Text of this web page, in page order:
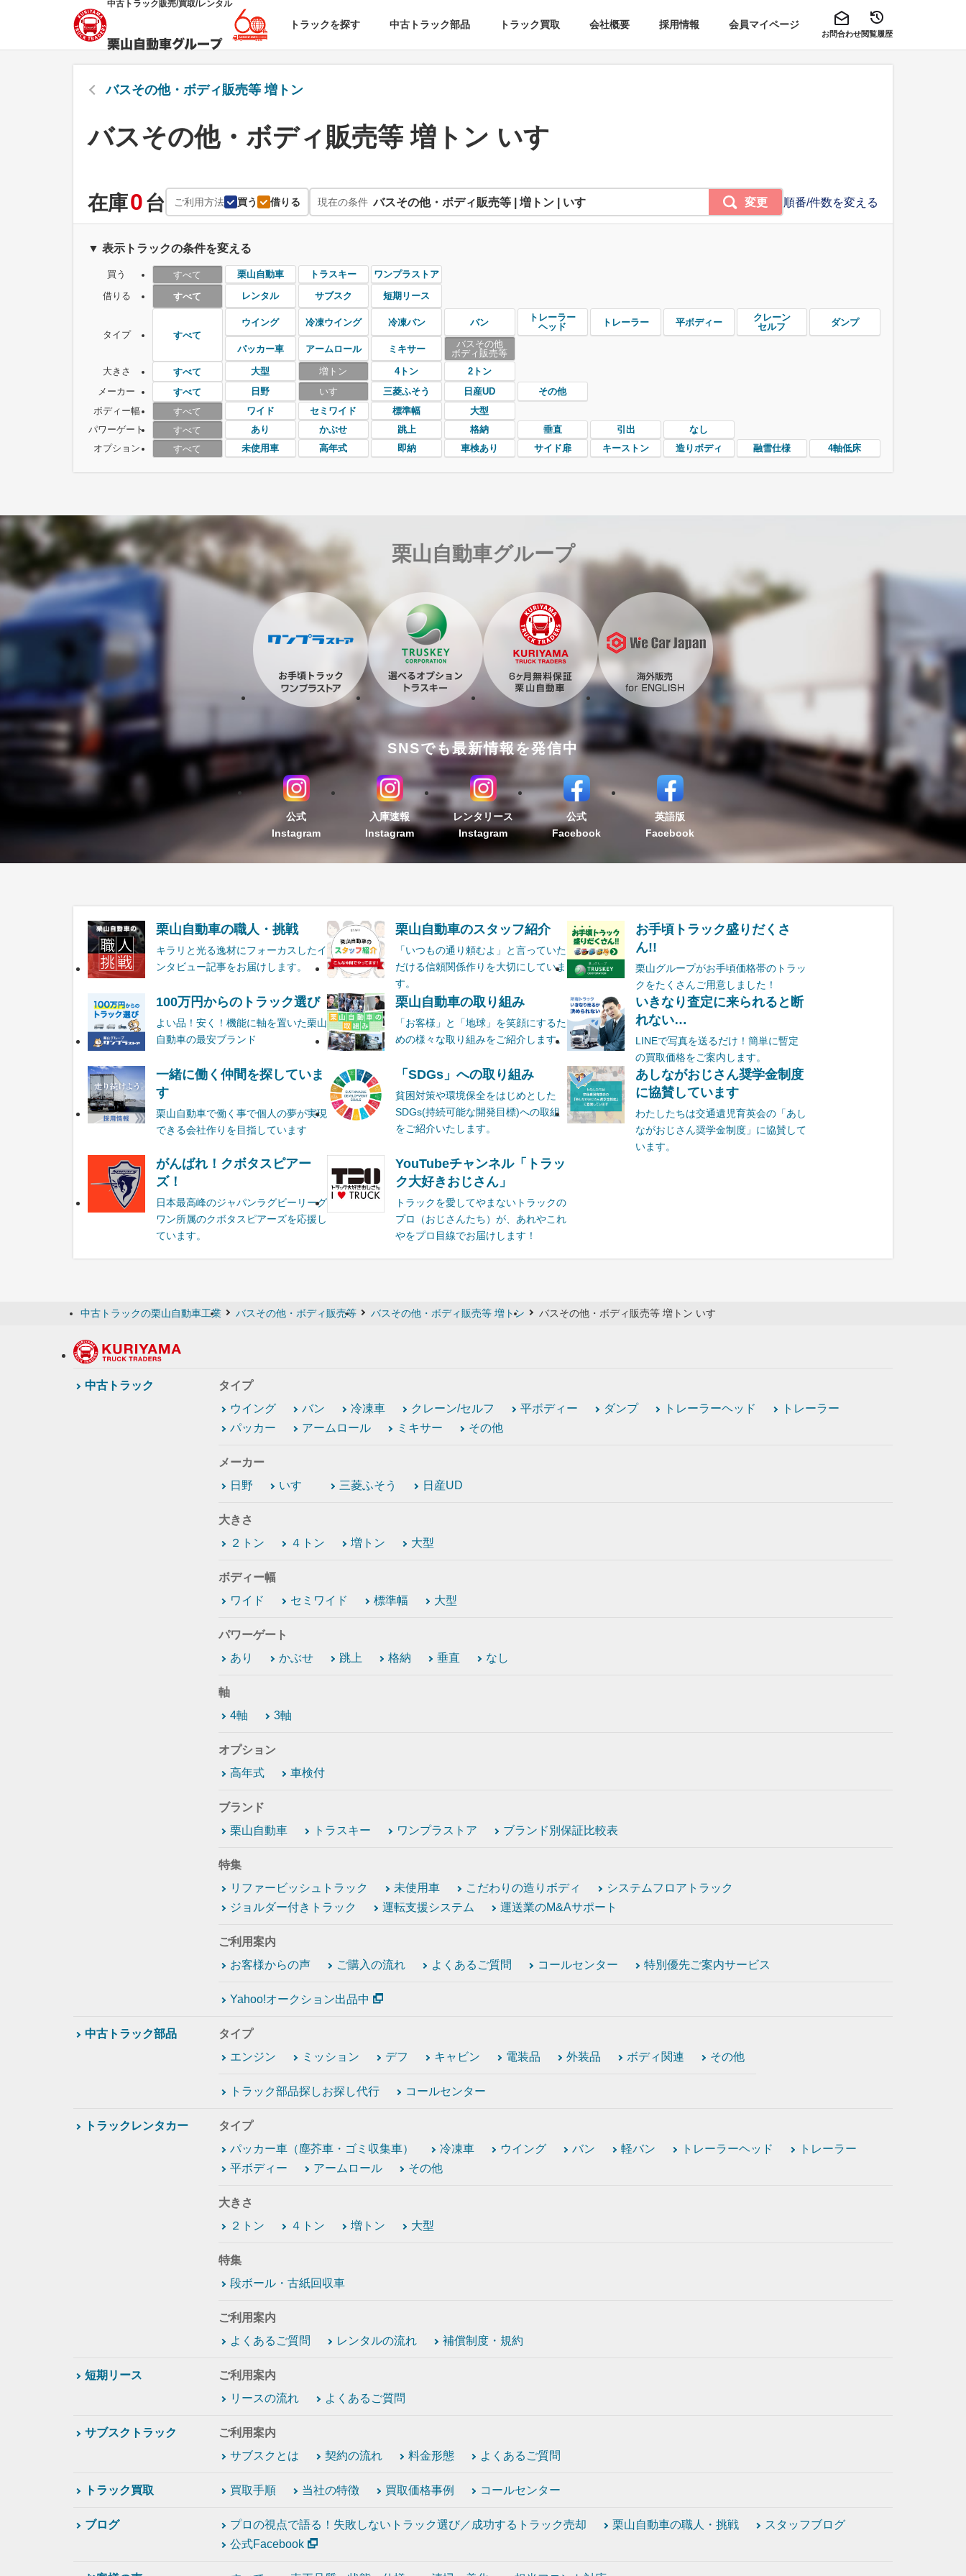
中古トラック販売/買取/レンタル
トラックを探す 中古トラック部品 トラック買取 会社概要 採用情報 会員マイページ
お問合わせ閲覧履歴
バスその他・ボディ販売等 増トン
バスその他・ボディ販売等 増トン いすゞ
在庫0台 順番/件数を変える
ご利用方法 買う 借りる 現在の条件 バスその他・ボディ販売等 | 増トン | いすゞ 変更
▼ 表示トラックの条件を変える
買う すべて 栗山自動車 トラスキー
ワンプラストア
借りる
すべて レンタル サブスク 短期リース
タイプ すべて
ウイング 冷凍ウイング 冷凍バン バン
トレーラー
ヘッド
トレーラー 平ボディー
クレーン
セルフ
ダンプ
パッカー車 アームロール ミキサー
バスその他
ボディ販売等
大きさ
すべて 大型 増トン 4トン
2トン
メーカー
すべて 日野 いすゞ 三菱ふそう 日産UD
その他
ボディー幅
すべて ワイド セミワイド 標準幅
大型
パワーゲート
すべて あり かぶせ 跳上 格納 垂直 引出
なし
オプション
すべて 未使用車 高年式 即納 車検あり サイド扉 キーストン 造りボディ 融雪仕様 4軸低床
栗山自動車グループ
SNSでも最新情報を発信中
公式
Instagram
入庫速報
Instagram
レンタリース
Instagram
公式
Facebook
英語版
Facebook
栗山自動車の職人・挑戦
キラリと光る逸材にフォーカスしたイ
ンタビュー記事をお届けします。
栗山自動車のスタッフ紹介
「いつもの通り頼むよ」と言っていた
だける信頼関係作りを大切にしていま
す。
お手頃トラック盛りだくさ
ん!!
栗山グループがお手頃価格帯のトラッ
クをたくさんご用意しました！
100万円からのトラック選び
よい品！安く！機能に軸を置いた栗山
自動車の最安ブランド
栗山自動車の取り組み
「お客様」と「地球」を笑顔にするた
めの様々な取り組みをご紹介します。
いきなり査定に来られると断
れない…
LINEで写真を送るだけ！簡単に暫定
の買取価格をご案内します。
一緒に働く仲間を探していま
す
栗山自動車で働く事で個人の夢が実現
できる会社作りを目指しています
「SDGs」への取り組み
貧困対策や環境保全をはじめとした
SDGs(持続可能な開発目標)への取組
をご紹介いたします。
あしながおじさん奨学金制度
に協賛しています
わたしたちは交通遺児育英会の「あし
ながおじさん奨学金制度」に協賛して
います。
がんばれ！クボタスピアー
ズ！
日本最高峰のジャパンラグビーリーグ
ワン所属のクボタスピアーズを応援し
ています。
YouTubeチャンネル「トラッ
ク大好きおじさん」
トラックを愛してやまないトラックの
プロ（おじさんたち）が、あれやこれ
やをプロ目線でお届けします！
中古トラックの栗山自動車工業 バスその他・ボディ販売等 バスその他・ボディ販売等 増トン バスその他・ボディ販売等 増トン いすゞ
中古トラック
タイプ
ウイング
バン 冷凍車 クレーン/セルフ 平ボディー ダンプ トレーラーヘッド
トレーラー
パッカー
アームロール ミキサー その他
メーカー
日野
いすゞ 三菱ふそう 日産UD
大きさ
２トン
４トン 増トン 大型
ボディー幅
ワイド
セミワイド 標準幅 大型
パワーゲート
あり
かぶせ 跳上 格納 垂直 なし
軸
4軸
3軸
オプション
高年式
車検付
ブランド
栗山自動車
トラスキー ワンプラストア ブランド別保証比較表
特集
リファービッシュトラック
未使用車 こだわりの造りボディ
システムフロアトラック
ジョルダー付きトラック
運転支援システム 運送業のM&Aサポート
ご利用案内
お客様からの声
ご購入の流れ よくあるご質問 コールセンター 特別優先ご案内サービス
Yahoo!オークション出品中
中古トラック部品
タイプ
エンジン
ミッション デフ キャビン 電装品 外装品 ボディ関連 その他
トラック部品探しお探し代行 コールセンター
トラックレンタカー
タイプ
パッカー車（塵芥車・ゴミ収集車）
冷凍車 ウイング バン 軽バン トレーラーヘッド
トレーラー
平ボディー
アームロール その他
大きさ
２トン
４トン 増トン 大型
特集
段ボール・古紙回収車
ご利用案内
よくあるご質問
レンタルの流れ 補償制度・規約
短期リース
ご利用案内
リースの流れ
よくあるご質問
サブスクトラック
ご利用案内
サブスクとは
契約の流れ 料金形態 よくあるご質問
トラック買取 買取手順 当社の特徴 買取価格事例 コールセンター
ブログ プロの視点で語る！失敗しないトラック選び／成功するトラック売却 栗山自動車の職人・挑戦
スタッフブログ
公式Facebook